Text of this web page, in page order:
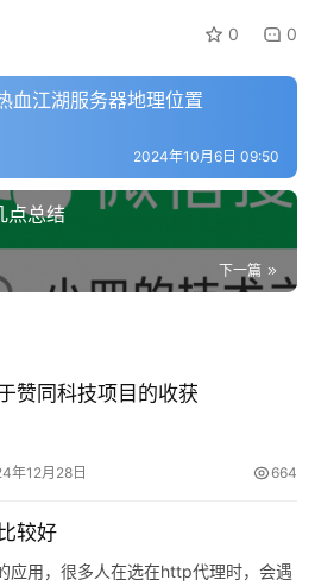
0 0
血江湖服务器地理位置
2024年10月6日 09:50
点总结
下一篇
赞同科技项目的收获
年12月28日 664
较好
应用，很多人在选在http代理时，会遇